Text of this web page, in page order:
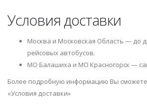
Условия доставки
Москва и Московская Область — до
рейсовых автобусов.
МО Балашиха и МО Красногорск —
Более подробную информацию Вы
«Условия доставки»